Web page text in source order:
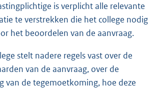
is verplicht alle relevante
te verstrekken die het college nodig
het beoordelen van de aanvraag.
stelt nadere regels vast over de
van de aanvraag, over de
van de tegemoetkoming, hoe deze